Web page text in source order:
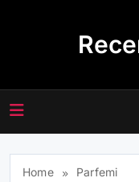
Home
Parfemi